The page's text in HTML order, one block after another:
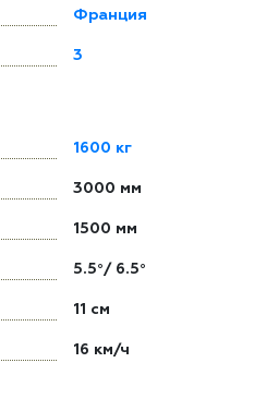
Франция
3
1600 кг
3000 мм
1500 мм
5.5°/ 6.5°
11 см
16 км/ч